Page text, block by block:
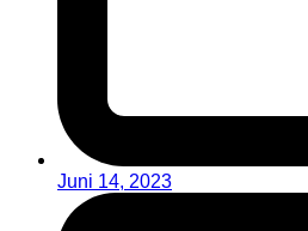
Juni 14, 2023